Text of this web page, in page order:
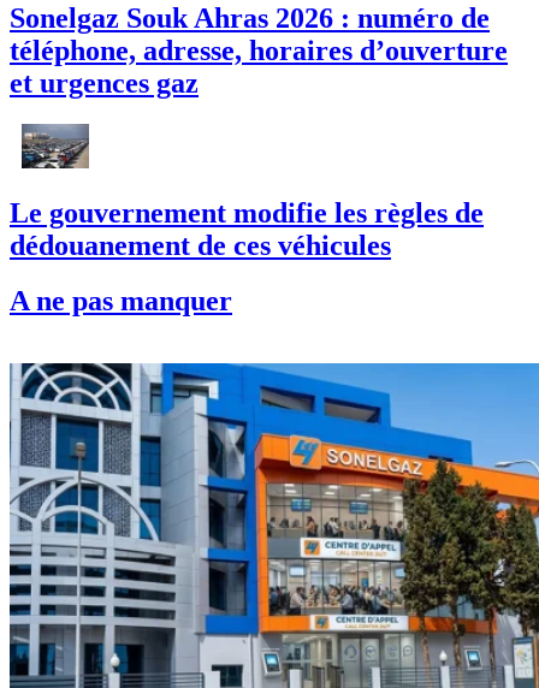
Sonelgaz Souk Ahras 2026 : numéro de
téléphone, adresse, horaires d’ouverture
et urgences gaz
Le gouvernement modifie les règles de
dédouanement de ces véhicules
A ne pas manquer